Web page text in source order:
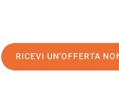
RICEVI UN'OFFERTA